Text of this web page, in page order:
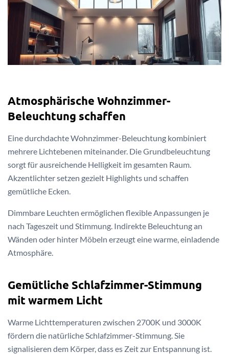
Atmosphärische Wohnzimmer-
Beleuchtung schaffen
Eine durchdachte Wohnzimmer-Beleuchtung kombiniert
mehrere Lichtebenen miteinander. Die Grundbeleuchtung
sorgt für ausreichende Helligkeit im gesamten Raum.
Akzentlichter setzen gezielt Highlights und schaffen
gemütliche Ecken.
Dimmbare Leuchten ermöglichen flexible Anpassungen je
nach Tageszeit und Stimmung. Indirekte Beleuchtung an
Wänden oder hinter Möbeln erzeugt eine warme, einladende
Atmosphäre.
Gemütliche Schlafzimmer-Stimmung
mit warmem Licht
Warme Lichttemperaturen zwischen 2700K und 3000K
fördern die natürliche Schlafzimmer-Stimmung. Sie
signalisieren dem Körper, dass es Zeit zur Entspannung ist.